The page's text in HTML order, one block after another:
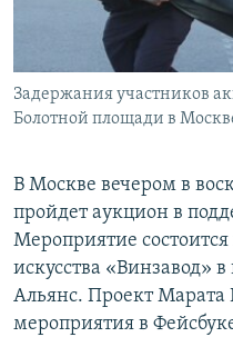
ПОБЕДИТЕЛЕЙ НЕ СУДЯТ?
КРЫМ.НЕПОКОРЕННЫЙ
ELIFBE
ПРИСОЕДИНЯЙТЕСЬ!
Задержания участников
Болотной площади в
В Москве вечером в
пройдет аукцион в
Мероприятие
искусства «Винзавод»
Альянс. Проект Марата
мероприятия в